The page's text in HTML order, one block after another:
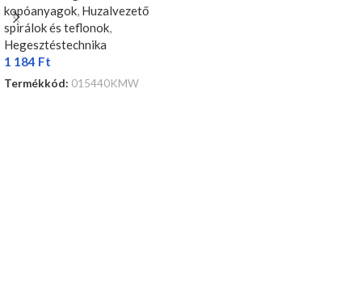
kopóanyagok, Huzalvezető
spirálok és teflonok,
Hegesztéstechnika
1 184 Ft
Termékkód: 015440KMW